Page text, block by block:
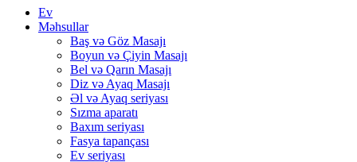
Ev
Məhsullar
Baş və Göz Masajı
Boyun və Çiyin Masajı
Bel və Qarın Masajı
Diz və Ayaq Masajı
Əl və Ayaq seriyası
Sızma aparatı
Baxım seriyası
Fasya tapançası
Ev seriyası